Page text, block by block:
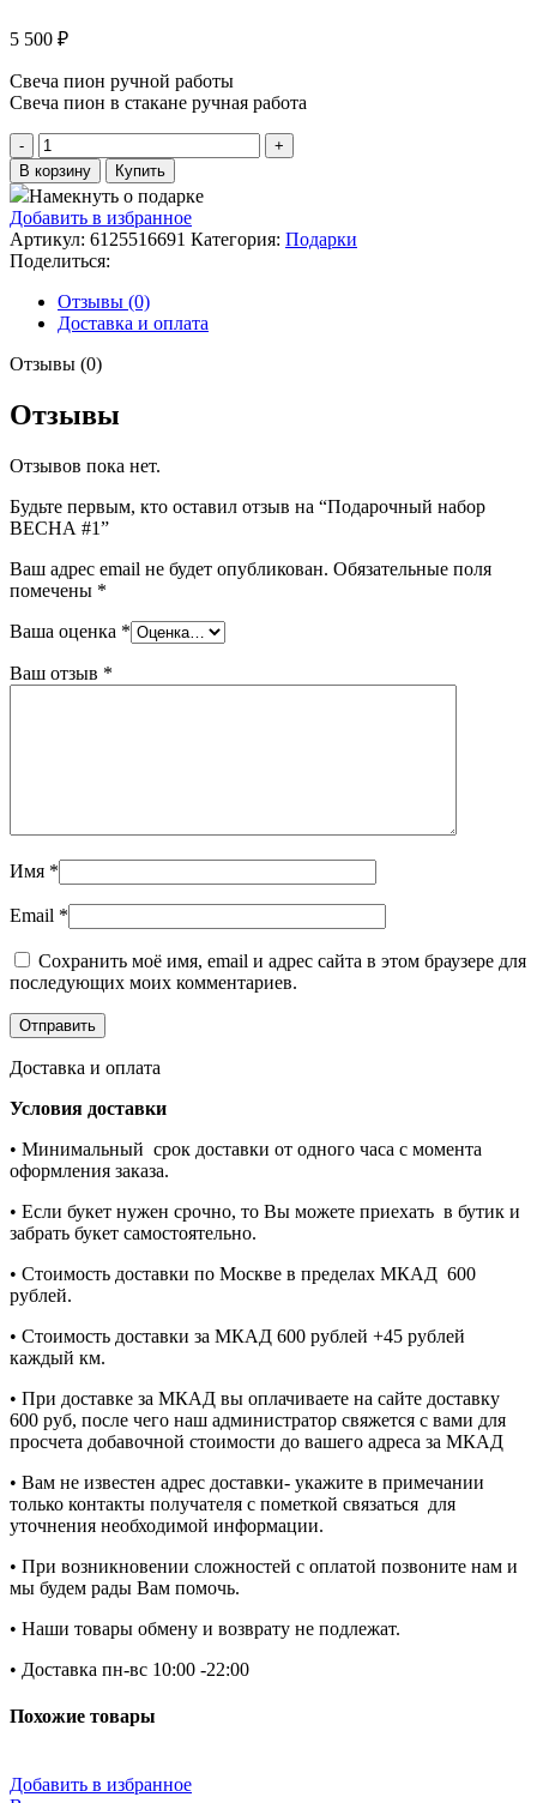
5 500 ₽
Свеча пион ручной работы
Свеча пион в стакане ручная работа
Количество
товара
Подарочный
набор
ВЕСНА
#1
В корзину Купить
Намекнуть о подарке
Добавить в избранное
Артикул: 6125516691 Категория: Подарки
Поделиться:
Отзывы (0)
Доставка и оплата
Отзывы (0)
Отзывы
Отзывов пока нет.
Будьте первым, кто оставил отзыв на “Подарочный набор
ВЕСНА #1”
Ваш адрес email не будет опубликован. Обязательные поля
помечены *
Ваша оценка *
Ваш отзыв *
Имя *
Email *
Сохранить моё имя, email и адрес сайта в этом браузере для
последующих моих комментариев.
Доставка и оплата
Условия доставки
• Минимальный срок доставки от одного часа с момента
оформления заказа.
• Если букет нужен срочно, то Вы можете приехать в бутик и
забрать букет самостоятельно.
• Стоимость доставки по Москве в пределах МКАД 600
рублей.
• Стоимость доставки за МКАД 600 рублей +45 рублей
каждый км.
• При доставке за МКАД вы оплачиваете на сайте доставку
600 руб, после чего наш администратор свяжется с вами для
просчета добавочной стоимости до вашего адреса за МКАД
• Вам не известен адрес доставки- укажите в примечании
только контакты получателя с пометкой связаться для
уточнения необходимой информации.
• При возникновении сложностей с оплатой позвоните нам и
мы будем рады Вам помочь.
• Наши товары обмену и возврату не подлежат.
• Доставка пн-вс 10:00 -22:00
Похожие товары
Добавить в избранное